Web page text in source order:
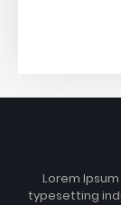
Lorem
typesetting